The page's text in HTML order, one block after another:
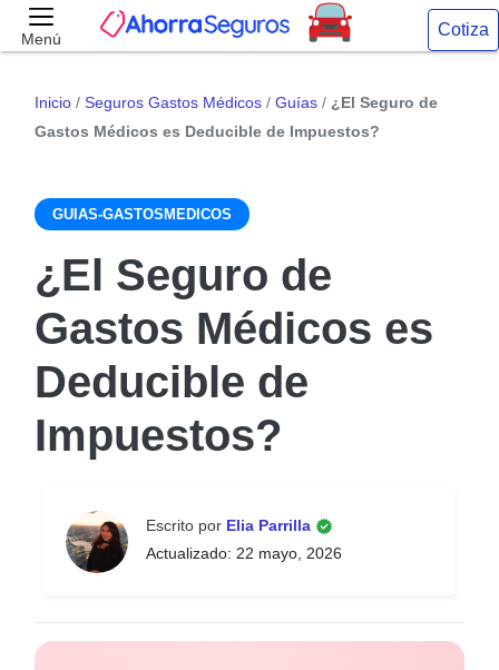
Menú Cotiza
Inicio / Seguros Gastos Médicos / Guías / ¿El Seguro de
Gastos Médicos es Deducible de Impuestos?
GUIAS-GASTOSMEDICOS
¿El Seguro de
Gastos Médicos es
Deducible de
Impuestos?
Escrito por Elia Parrilla
Actualizado: 22 mayo, 2026